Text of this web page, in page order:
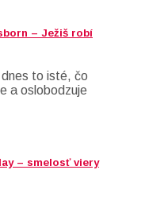
– Ježiš robí
dnes to isté, čo
a oslobodzuje
– smelosť viery